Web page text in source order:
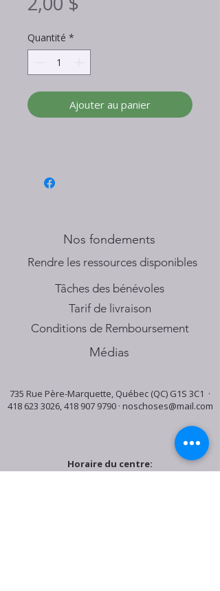
Quantité *
Ajouter au panier
Nos fondements
​Rendre les ressources disponibles
Tâches des bénévoles
Tarif de livraison
Conditions de Remboursement
Médias
735 Rue Père-Marquette, Québec (QC) G1S 3C1 ·
418 623 3026,418 907 9790· noschoses@mail.com
Horaire du centre: